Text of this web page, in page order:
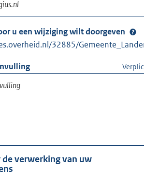
u een wijziging wilt doorgeven
32885/
verwerking van uw